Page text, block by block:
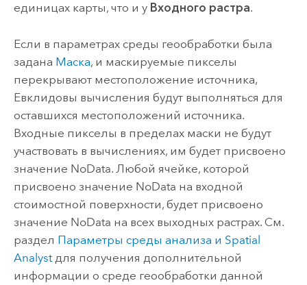
единицах карты, что и у Входного растра.
Если в параметрах среды геообработки была
задана Маска, и маскируемые пикселы
перекрывают местоположение источника,
Евклидовы вычисления будут выполняться для
оставшихся местоположений источника.
Входные пикселы в пределах маски не будут
участвовать в вычислениях, им будет присвоено
значение NoData. Любой ячейке, которой
присвоено значение NoData на входной
стоимостной поверхности, будет присвоено
значение NoData на всех выходных растрах. См.
раздел Параметры среды анализа и Spatial
Analystдля получения дополнительной
информации о среде геообработки данной